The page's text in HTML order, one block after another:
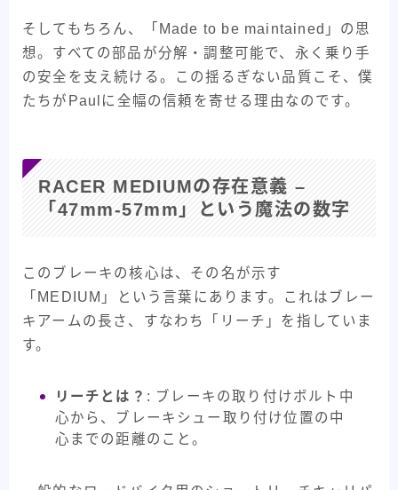
そしてもちろん、「Made to be maintained」の思
想。すべての部品が分解・調整可能で、永く乗り手
の安全を支え続ける。この揺るぎない品質こそ、僕
たちがPaulに全幅の信頼を寄せる理由なのです。
RACER MEDIUMの存在意義 –
「47mm-57mm」という魔法の数字
このブレーキの核心は、その名が示す
「MEDIUM」という言葉にあります。これはブレー
キアームの長さ、すなわち「リーチ」を指していま
す。
リーチとは？ : ブレーキの取り付けボルト中
心から、ブレーキシュー取り付け位置の中
心までの距離のこと。